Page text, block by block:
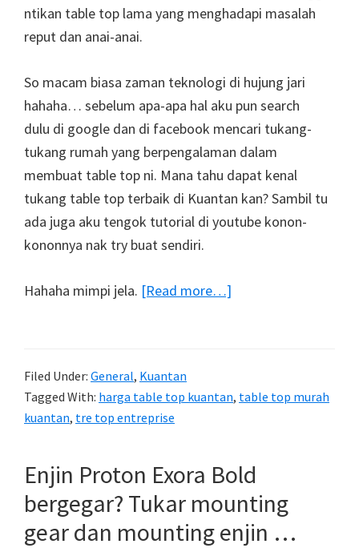
ntikan table top lama yang menghadapi masalah
reput dan anai-anai.
So macam biasa zaman teknologi di hujung jari
hahaha… sebelum apa-apa hal aku pun search
dulu di google dan di facebook mencari tukang-
tukang rumah yang berpengalaman dalam
membuat table top ni. Mana tahu dapat kenal
tukang table top terbaik di Kuantan kan? Sambil tu
ada juga aku tengok tutorial di youtube konon-
kononnya nak try buat sendiri.
Hahaha mimpi jela. [Read more…]
daripada
Filed Under: General, Kuantan
Tagged With: harga table top kuantan, table top murah
kuantan, tre top entreprise
Enjin Proton Exora Bold
bergegar? Tukar mounting
gear dan mounting enjin …